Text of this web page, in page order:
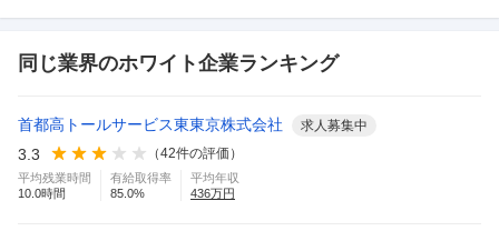
同じ業界のホワイト企業ランキング
首都高トールサービス東東京株式会社 求人募集中
3.3 （42件の評価）
平均残業時間
10.0時間
有給取得率
85.0%
平均年収
436万円